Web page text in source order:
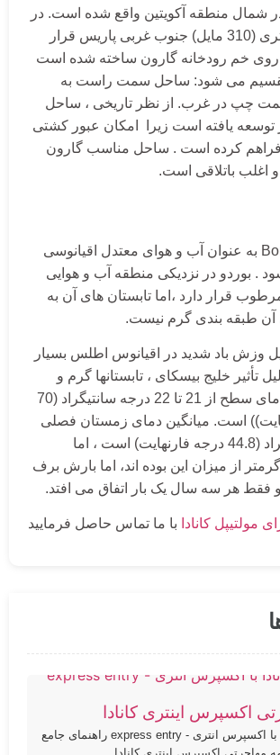
منطقه آکویتین واقع شده است. در
حدود 500 کیلومتری (310 مایل) جنوب غربی پاریس قرار
خم رودخانه گارون ساخته شده است
می شود: ساحل سمت راست به
در غرب. از نظر تاریخی ، ساحل
یافته است زیرا امکان عبور کشتی
کرده است . ساحل مناسب گارون
باتلاقی است.
آب و هوا Bordeaux به عنوان آب و هوای معتدل اقیانوسی
بوردو در نزدیکی منطقه آب و هوایی
قرار دارد ،اما تابستان های آن به
طبقه بندی گرم نیست.
وزش باد شدید در اقیانوس اطلس بسیار
خلیج بیسکای ، تابستانها گرم و
طولانی هستند (دمای سطح از 21 تا 22 درجه سانتیگراد (70
است. میانگین دمای زمستان فصلی
7.1 درجه سانتیگراد (44.8 درجه فارنهایت) است ، اما
از میزان این بوده اند، اما بارش برف
هر سه سال یک بار اتفاق می افتد.
کانادابا ما تماس حاصل فرمایید
اکسپرس اینتری کانادا
مهاجرت به کانادا با اکسپرس انتری - express entry راهنمای جامع